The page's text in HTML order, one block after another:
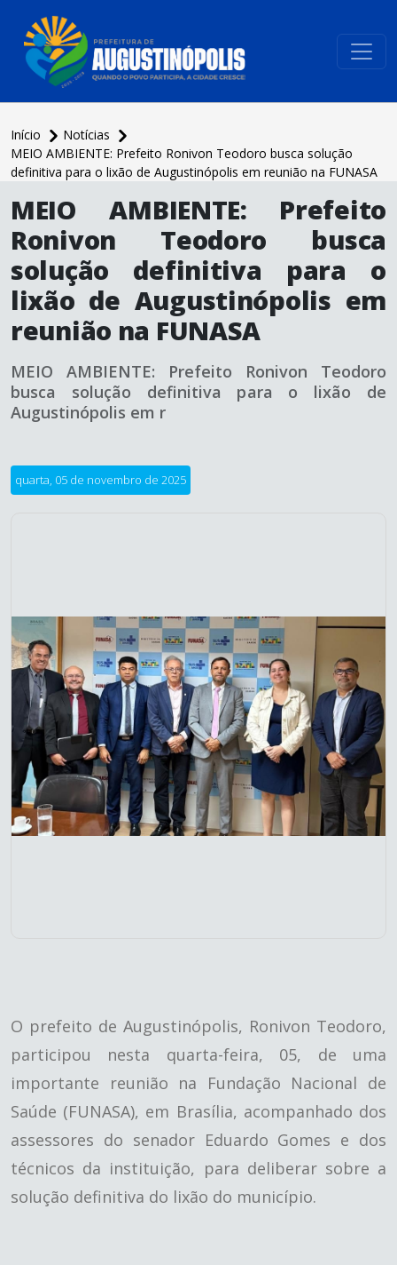
Início
Notícias
MEIO AMBIENTE: Prefeito Ronivon Teodoro busca solução
definitiva para o lixão de Augustinópolis em reunião na FUNASA
principal
MEIO AMBIENTE: Prefeito
Ronivon Teodoro busca
solução definitiva para o
lixão de Augustinópolis em
reunião na FUNASA
MEIO AMBIENTE: Prefeito Ronivon Teodoro
busca solução definitiva para o lixão de
Augustinópolis em r
quarta, 05 de novembro de 2025
O prefeito de Augustinópolis, Ronivon Teodoro,
participou nesta quarta-feira, 05, de uma
importante reunião na Fundação Nacional de
Saúde (FUNASA), em Brasília, acompanhado dos
assessores do senador Eduardo Gomes e dos
técnicos da instituição, para deliberar sobre a
solução definitiva do lixão do município.